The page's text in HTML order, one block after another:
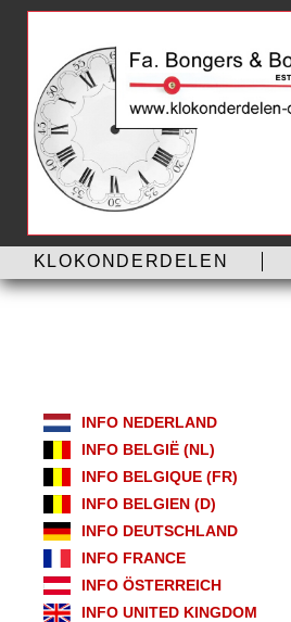
KLOKONDERDELEN
INFO NEDERLAND
INFO BELGIË (NL)
INFO BELGIQUE (FR)
INFO BELGIEN (D)
INFO DEUTSCHLAND
INFO FRANCE
INFO ÖSTERREICH
INFO UNITED KINGDOM